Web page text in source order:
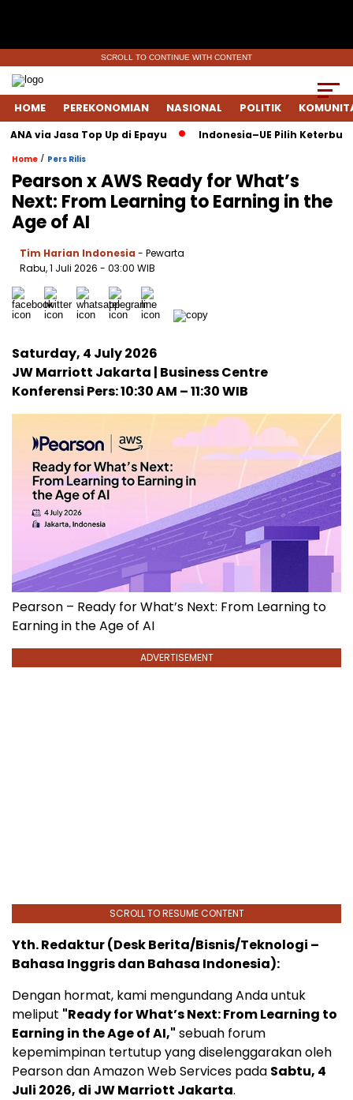
SCROLL TO CONTINUE WITH CONTENT
HOME PEREKONOMIAN NASIONAL POLITIK
via Jasa Top Up di Epayu Indonesia–UE Pilih
Home / Pers Rilis
Pearson x AWS Ready for What’s
Next: From Learning to Earning in the
Age of AI
Tim Harian Indonesia - Pewarta
Rabu, 1 Juli 2026 - 03:00 WIB
Saturday, 4 July 2026
JW Marriott Jakarta | Business Centre
Konferensi Pers: 10:30 AM – 11:30 WIB
Pearson – Ready for What’s Next: From Learning to
Earning in the Age of AI
ADVERTISEMENT
SCROLL TO RESUME CONTENT
Yth. Redaktur (Desk Berita/Bisnis/Teknologi –
Bahasa Inggris dan Bahasa Indonesia):
Dengan hormat, kami mengundang Anda untuk
meliput "Ready for What’s Next: From Learning to
Earning in the Age of AI," sebuah forum
kepemimpinan tertutup yang diselenggarakan oleh
Pearson dan Amazon Web Services pada Sabtu, 4
Juli 2026, di JW Marriott Jakarta.